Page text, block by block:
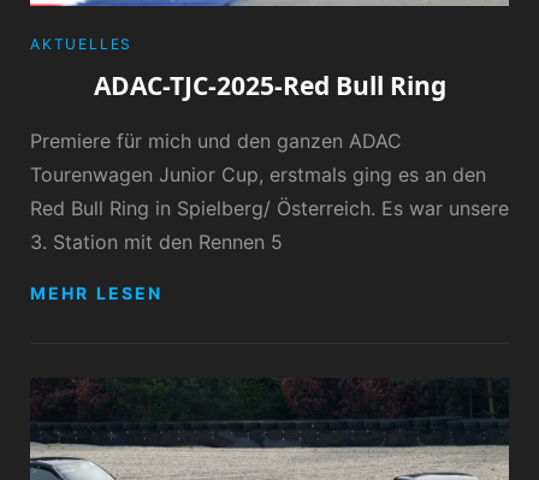
CATEGORIES
AKTUELLES
ADAC-TJC-2025-Red Bull Ring
Premiere für mich und den ganzen ADAC
Tourenwagen Junior Cup, erstmals ging es an den
Red Bull Ring in Spielberg/ Österreich. Es war unsere
3. Station mit den Rennen 5
MEHR LESEN
BULL